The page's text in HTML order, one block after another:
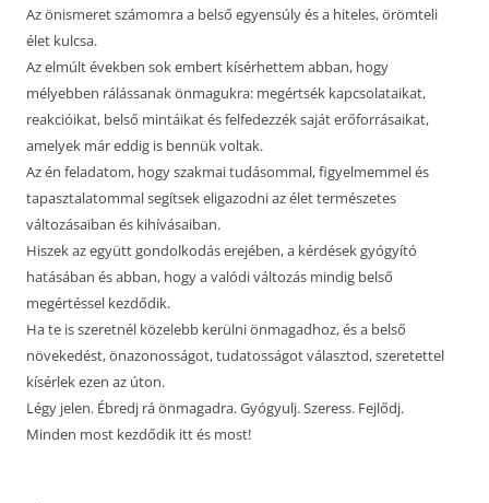
Az önismeret számomra a belső egyensúly és a hiteles, örömteli
élet kulcsa.
Az elmúlt években sok embert kísérhettem abban, hogy
mélyebben rálássanak önmagukra: megértsék kapcsolataikat,
reakcióikat, belső mintáikat és felfedezzék saját erőforrásaikat,
amelyek már eddig is bennük voltak.
Az én feladatom, hogy szakmai tudásommal, figyelmemmel és
tapasztalatommal segítsek eligazodni az élet természetes
változásaiban és kihívásaiban.
Hiszek az együtt gondolkodás erejében, a kérdések gyógyító
hatásában és abban, hogy a valódi változás mindig belső
megértéssel kezdődik.
Ha te is szeretnél közelebb kerülni önmagadhoz, és a belső
növekedést, önazonosságot, tudatosságot választod, szeretettel
kísérlek ezen az úton.
Légy jelen. Ébredj rá önmagadra. Gyógyulj. Szeress. Fejlődj.
Minden most kezdődik itt és most!